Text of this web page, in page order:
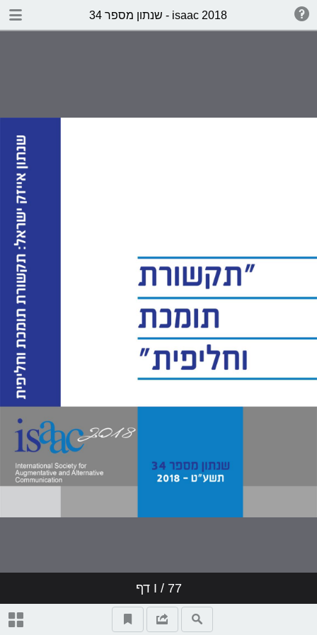
שנתון מספר 34 - isaac 2018
דף I / 77
דבר היו"ר היוצאת
דבר היו"ר הנכנסת
שירת התת"ח
מן הכנס הבילאומי באוסטרליה
בהמשך לכנס הקיץ בישראל
מהשטח
תקצירים
English